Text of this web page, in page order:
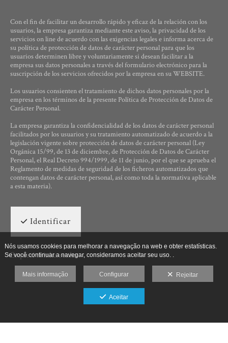
Con el fin de facilitar un desarrollo rápido y eficaz de la relación con los
usuarios, la empresa garantiza mediante este aviso, la privacidad de los
servicios on line de acuerdo con las exigencias legales e informa acerca de
su política de protección de datos de carácter personal para que los
usuarios determinen libre y voluntariamente si desean facilitar a la
empresa sus datos personales a través del formulario electrónico para la
suscripción de los servicios ofrecidos por la empresa en su WEBSITE.
Los usuarios consienten el tratamiento de dichos datos personales por la
empresa en los términos de la presente Política de Protección de Datos de
Carácter Personal.
La empresa garantiza la confidencialidad de los datos de carácter personal
facilitados por los usuarios y su tratamiento automatizado de acuerdo a la
legislación vigente sobre protección de datos de carácter personal (Ley
Orgánica 15/99, de 13 de diciembre, de Protección de Datos de Carácter
Personal, el Real Decreto 994/1999, de 11 de junio, por el que se aprueba el
Reglamento de medidas de seguridad de los ficheros automatizados que
contengan datos de carácter personal, así como toda la normativa aplicable
a esta materia).
Identificar
Esqueci minha senha
Nós usamos cookies para melhorar a navegação na web e obter estatísticas.
Se você continuar a navegar, consideramos aceitar seu uso. .
Mais informação Configurar Rejeitar
Aceitar